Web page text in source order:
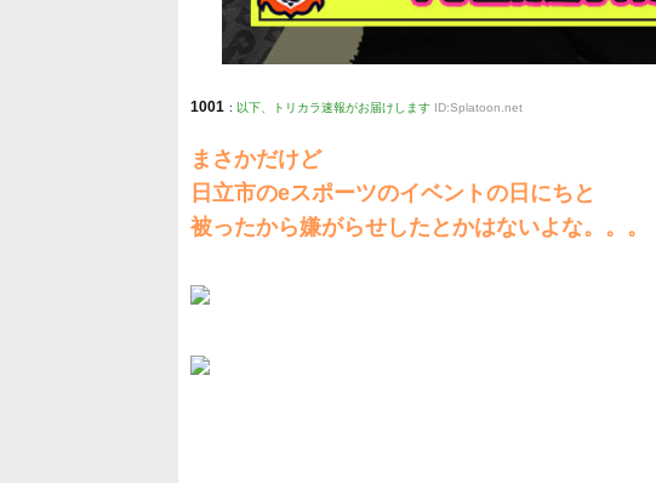
1001 : 以下、トリカラ速報がお届けします ID:Splatoon.net
まさかだけど
日立市のeスポーツのイベントの日にちと
被ったから嫌がらせしたとかはないよな。。。